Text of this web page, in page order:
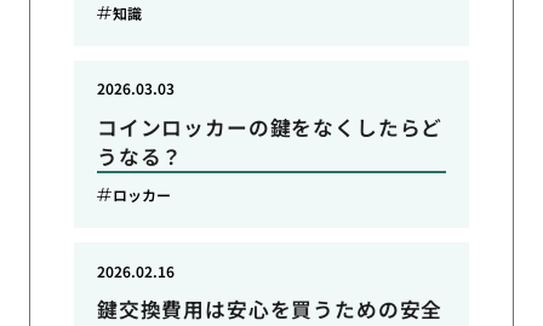
知識
コインロッカーの鍵をなくしたらど
うなる？
2026.03.03
ロッカー
鍵交換費用は安心を買うための安全
2026.02.16